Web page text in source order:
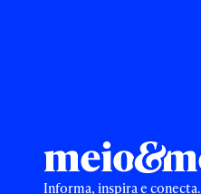
Informa, inspira e conecta.